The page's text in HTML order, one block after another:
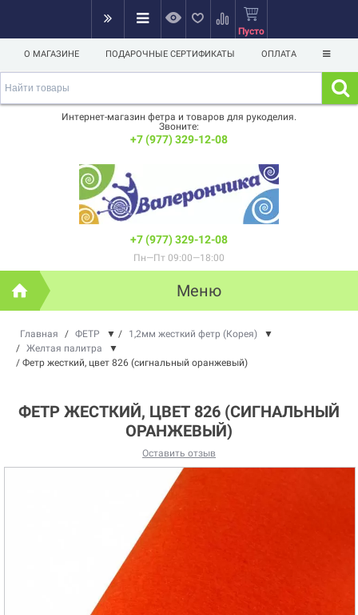
Пусто
О МАГАЗИНЕ ПОДАРОЧНЫЕ СЕРТИФИКАТЫ ОПЛАТА
Интернет-магазин фетра и товаров для рукоделия.
Звоните:
+7 (977) 329-12-08
+7 (977) 329-12-08
Пн—Пт 09:00—18:00
Меню
Главная / ФЕТР ▼ / 1,2мм жесткий фетр (Корея)
▼
/ Желтая палитра
▼
/ Фетр жесткий, цвет 826 (сигнальный оранжевый)
ФЕТР ЖЕСТКИЙ, ЦВЕТ 826 (СИГНАЛЬНЫЙ
ОРАНЖЕВЫЙ)
Оставить отзыв